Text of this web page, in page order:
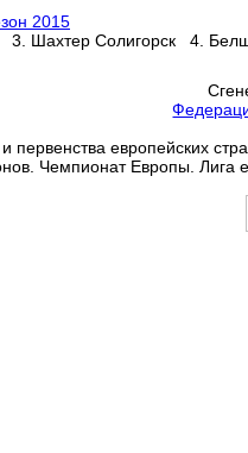
2015
Шахтер Солигорск 4.
европейских
Чемпионат Европы.